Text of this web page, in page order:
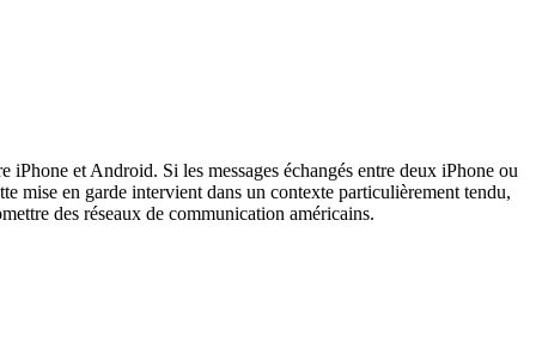
et Android. Si les messages échangés entre deux iPhone ou
mise en garde intervient dans un contexte particulièrement tendu,
des réseaux de communication américains.